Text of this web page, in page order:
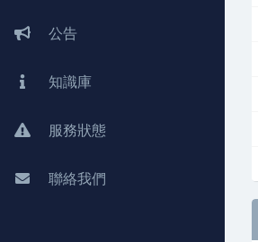
公告
知識庫
服務狀態
聯絡我們